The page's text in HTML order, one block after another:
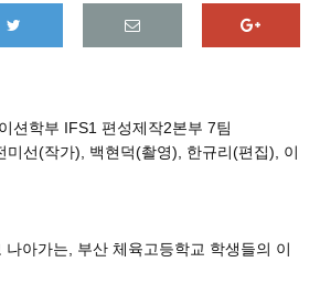
션학부 IFS1 편성제작2본부 7팀
미선(작가), 백현덕(촬영), 한규리(편집), 이
아가는, 부산 체육고등학교 학생들의 이